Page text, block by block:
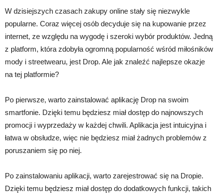
W dzisiejszych czasach zakupy online stały się niezwykle
popularne. Coraz więcej osób decyduje się na kupowanie przez
internet, ze względu na wygodę i szeroki wybór produktów. Jedną
z platform, która zdobyła ogromną popularność wśród miłośników
mody i streetwearu, jest Drop. Ale jak znaleźć najlepsze okazje
na tej platformie?
Po pierwsze, warto zainstalować aplikację Drop na swoim
smartfonie. Dzięki temu będziesz miał dostęp do najnowszych
promocji i wyprzedaży w każdej chwili. Aplikacja jest intuicyjna i
łatwa w obsłudze, więc nie będziesz miał żadnych problemów z
poruszaniem się po niej.
Po zainstalowaniu aplikacji, warto zarejestrować się na Dropie.
Dzięki temu będziesz miał dostęp do dodatkowych funkcji, takich